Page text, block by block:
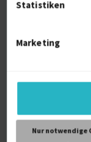
Statistiken
Marketing
Nur notwendige
Kundendienst
0
Referenzen
auf Anfrage